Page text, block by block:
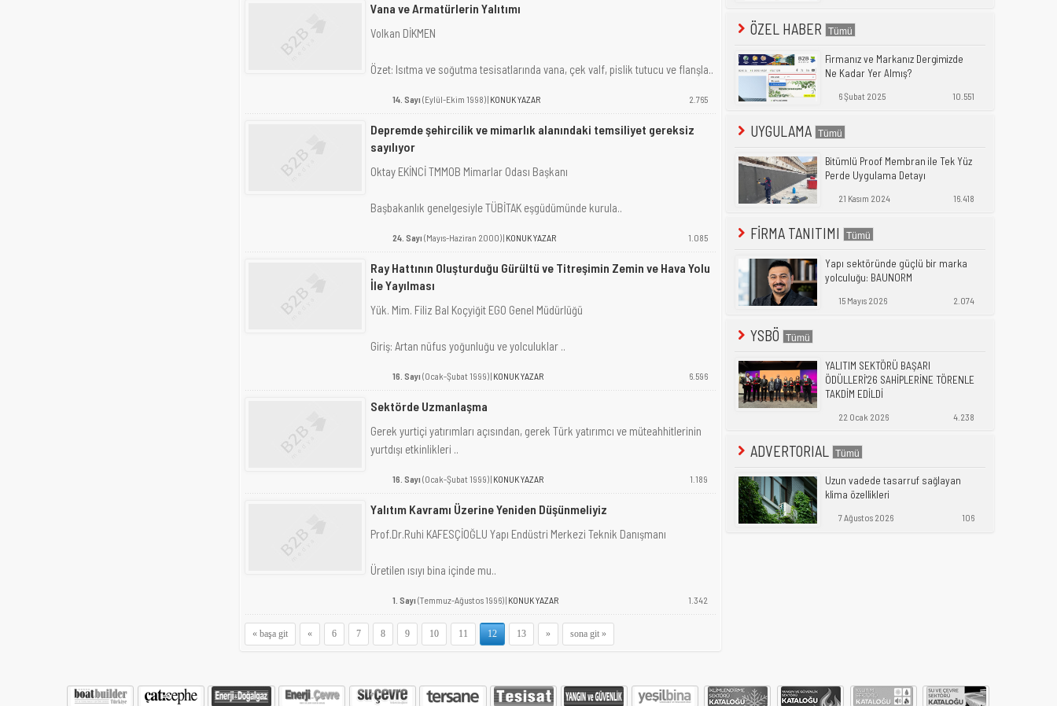
Vana ve Armatürlerin Yalıtımı
Volkan DİKMEN
Özet: Isıtma ve soğutma tesisatlarında vana, çek valf, pislik tutucu ve flanşla..
14. Sayı (Eylül-Ekim 1998) | KONUK YAZAR 2.765
Depremde şehircilik ve mimarlık alanındaki temsiliyet gereksiz
sayılıyor
Oktay EKİNCİ TMMOB Mimarlar Odası Başkanı
Başbakanlık genelgesiyle TÜBİTAK eşgüdümünde kurula..
24. Sayı (Mayıs-Haziran 2000) | KONUK YAZAR 1.085
Ray Hattının Oluşturduğu Gürültü ve Titreşimin Zemin ve Hava Yolu
İle Yayılması
Yük. Mim. Filiz Bal Koçyiğit EGO Genel Müdürlüğü
Giriş: Artan nüfus yoğunluğu ve yolculuklar ..
16. Sayı (Ocak-Şubat 1999) | KONUK YAZAR 6.596
Sektörde Uzmanlaşma
Gerek yurtiçi yatırımları açısından, gerek Türk yatırımcı ve müteahhitlerinin
yurtdışı etkinlikleri ..
16. Sayı (Ocak-Şubat 1999) | KONUK YAZAR 1.189
Yalıtım Kavramı Üzerine Yeniden Düşünmeliyiz
Prof.Dr.Ruhi KAFESÇİOĞLU Yapı Endüstri Merkezi Teknik Danışmanı
Üretilen ısıyı bina içinde mu..
1. Sayı (Temmuz-Ağustos 1996) | KONUK YAZAR 1.342
« başa git « 6 7 8 9 10 11 12 13 » sona git »
ÖZEL HABER
Firmanız ve Markanız Dergimizde
Ne Kadar Yer Almış?
6 Şubat 2025 10.551
UYGULAMA
Bitümlü Proof Membran ile Tek Yüz
Perde Uygulama Detayı
21 Kasım 2024 16.418
FİRMA TANITIMI
Yapı sektöründe güçlü bir marka
yolculuğu: BAUNORM
15 Mayıs 2026 2.074
YSBÖ
YALITIM SEKTÖRÜ BAŞARI
ÖDÜLLERİ'26 SAHİPLERİNE TÖRENLE
TAKDİM EDİLDİ
22 Ocak 2026 4.238
ADVERTORIAL
Uzun vadede tasarruf sağlayan
klima özellikleri
7 Ağustos 2026 106